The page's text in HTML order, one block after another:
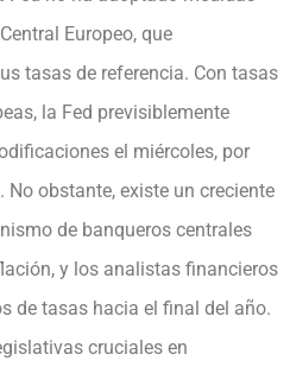
Europeo, que
tasas de referencia. Con tasas
la Fed previsiblemente
el miércoles, por
obstante, existe un creciente
de banqueros centrales
y los analistas financieros
de tasas hacia el final del año.
cruciales en